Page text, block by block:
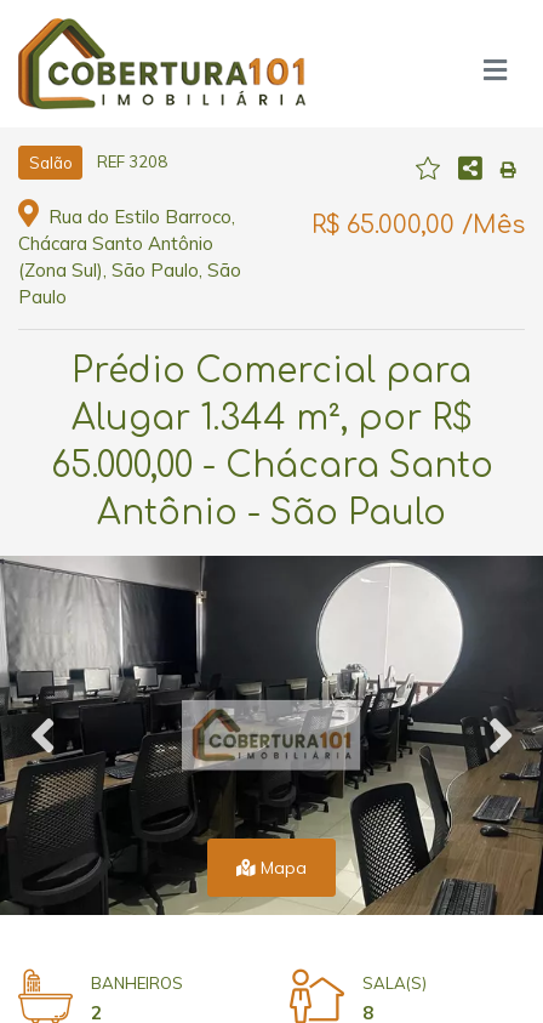
Salão REF 3208
Rua do Estilo Barroco,
Chácara Santo Antônio
(Zona Sul), São Paulo, São
Paulo
R$ 65.000,00 /Mês
Prédio Comercial para
Alugar 1.344 m², por R$
65.000,00 - Chácara Santo
Antônio - São Paulo
Mapa
BANHEIROS
2
SALA(S)
8